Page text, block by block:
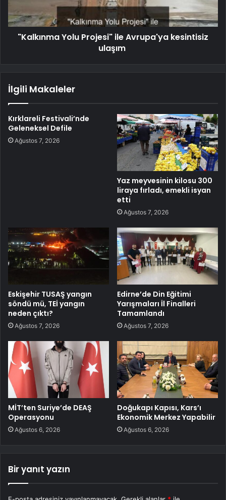
"Kalkınma Yolu Projesi" ile Avrupa'ya kesintisiz
ulaşım
İlgili Makaleler
Kırklareli Festivali’nde
Geleneksel Defile
Ağustos 7, 2026
Yaz meyvesinin kilosu 300
liraya fırladı, emekli isyan
etti
Ağustos 7, 2026
Eskişehir TUSAŞ yangın
söndü mü, TEİ yangın
neden çıktı?
Ağustos 7, 2026
Edirne’de Din Eğitimi
Yarışmaları İl Finalleri
Tamamlandı
Ağustos 7, 2026
MİT’ten Suriye’de DEAŞ
Operasyonu
Ağustos 6, 2026
Doğukapı Kapısı, Kars’ı
Ekonomik Merkez Yapabilir
Ağustos 6, 2026
Bir yanıt yazın